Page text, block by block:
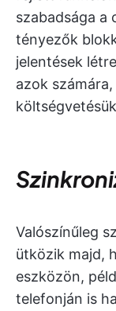
szabadsága a
tényezők
jelentések
azok
Valószínűleg
ütközik majd,
eszközön,
telefonján is